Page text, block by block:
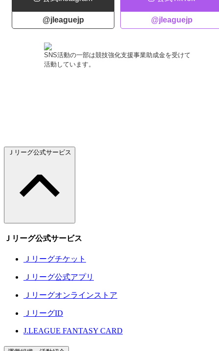
@jleaguejp @jleaguejp
SNS活動の一部は競技強化支援事業助成金を受けて
活動しています。
Ｊリーグ公式サービス
Ｊリーグ公式サービス
Ｊリーグチケット
Ｊリーグ公式アプリ
Ｊリーグオンラインストア
ＪリーグID
J.LEAGUE FANTASY CARD